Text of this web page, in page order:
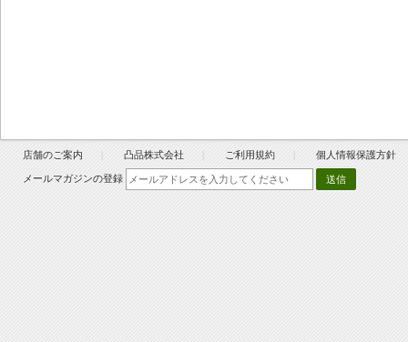
店舗のご案内 凸品株式会社 ご利用規約 個人情報保護方針
メールマガジンの登録 送信